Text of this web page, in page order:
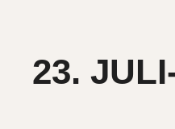
23.